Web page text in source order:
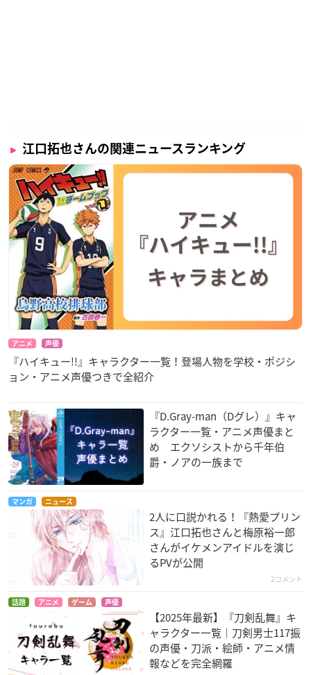
調査概要
調査期間：2025年5月8日（木）～5月14日（水）
有効投票数：4382票
江口拓也さんの関連ニュースランキング
アニメ 声優
『ハイキュー!!』キャラクター一覧！登場人物を学校・ポジシ
ョン・アニメ声優つきで全紹介
『D.Gray-man（Dグレ）』キャ
ラクター一覧・アニメ声優まと
め エクソシストから千年伯
爵・ノアの一族まで
マンガ ニュース
2人に口説かれる！『熱愛プリン
ス』江口拓也さんと梅原裕一郎
さんがイケメンアイドルを演じ
るPVが公開
2コメント
話題 アニメ ゲーム 声優
【2025年最新】『刀剣乱舞』キ
ャラクター一覧｜刀剣男士117振
の声優・刀派・絵師・アニメ情
報などを完全網羅